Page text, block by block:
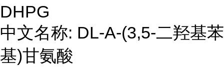
DHPG
中文名称: DL-Α-(3,5-二羟基苯
基)甘氨酸